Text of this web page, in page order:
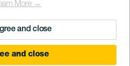
More →
and close
and close